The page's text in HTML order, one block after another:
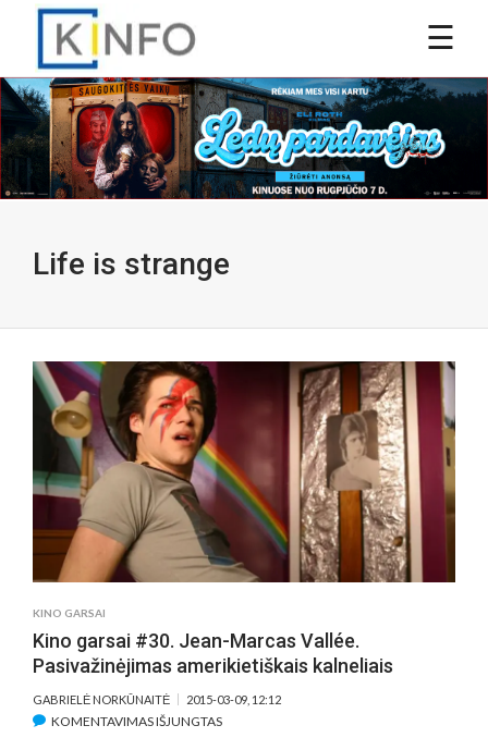
Life is strange
KINO GARSAI
Kino garsai #30. Jean-Marcas Vallée.
Pasivažinėjimas amerikietiškais kalneliais
GABRIELĖ NORKŪNAITĖ 2015-03-09, 12:12
KOMENTAVIMAS IŠJUNGTASĮRAŠE